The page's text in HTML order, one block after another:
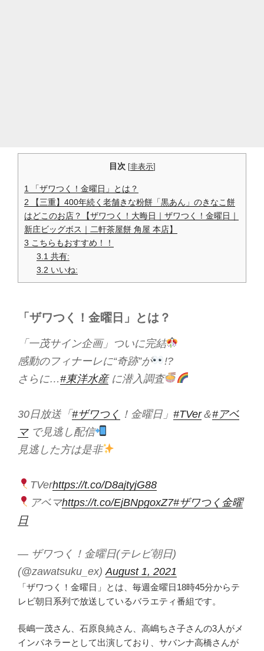
目次 [非表示]
1
「ザワつく！金曜日」とは？
2 【三重】400年続く老舗きな粉餅「黒あん」のきなこ餅
はどこのお店？【ザワつく！大晦日｜ザワつく！金曜日｜
新庄ビッグボス｜二軒茶屋餅 角屋 本店】
3 こちらもおすすめ！！
3.1 共有:
3.2 いいね:
「ザワつく！金曜日」とは？
「一茂サイン企画」ついに完結
感動のフィナーレに“奇跡”が
!?
さらに…#東洋水産に潜入調査
30日放送「#ザワつく ！金曜日」 #TVer＆#アベ
マで見逃し配信
見逃した方は是非
TVerhttps://t.co/D8ajtyjG88
アベマhttps://t.co/EjBNpgoxZ7#ザワつく金曜
日
— ザワつく！金曜日(テレビ朝日)
(@zawatsuku_ex) August 1, 2021
「ザワつく！金曜日」とは、毎週金曜日18時45分からテ
レビ朝日系列で放送しているバラエティ番組です。
長嶋一茂さん、石原良純さん、高嶋ちさ子さんの3人がメ
インパネラーとして出演しており、サバンナ高橋さんが